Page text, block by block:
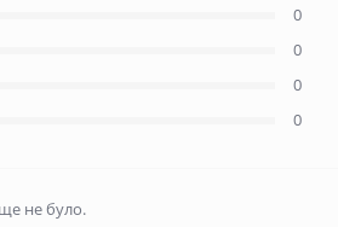
0
0
0
0
не було.